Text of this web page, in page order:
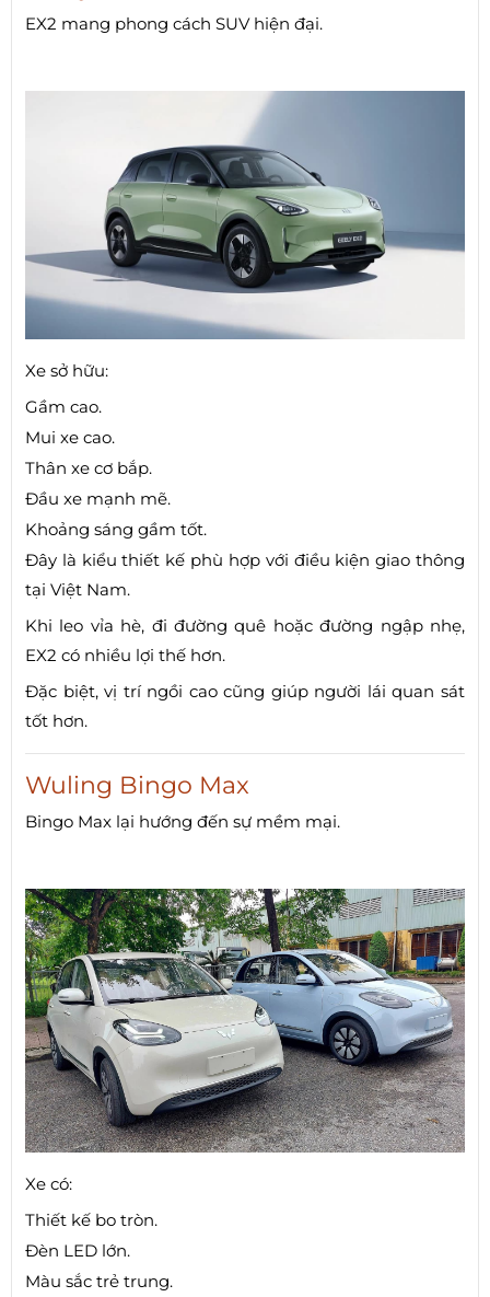
EX2 mang phong cách SUV hiện đại.
Xe sở hữu:
Gầm cao.
Mui xe cao.
Thân xe cơ bắp.
Đầu xe mạnh mẽ.
Khoảng sáng gầm tốt.
Đây là kiểu thiết kế phù hợp với điều kiện giao thông
tại Việt Nam.
Khi leo vỉa hè, đi đường quê hoặc đường ngập nhẹ,
EX2 có nhiều lợi thế hơn.
Đặc biệt, vị trí ngồi cao cũng giúp người lái quan sát
tốt hơn.
Wuling Bingo Max
Bingo Max lại hướng đến sự mềm mại.
Xe có:
Thiết kế bo tròn.
Đèn LED lớn.
Màu sắc trẻ trung.